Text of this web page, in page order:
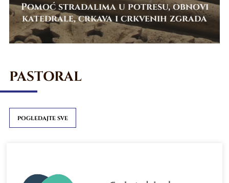
Pomoć stradalima u potresu, obnovi
katedrale, crkava i crkvenih zgrada
PASTORAL
POGLEDAJTE SVE